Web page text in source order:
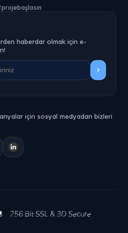
haberdar olmak için e-
için sosyal medyadan bizleri